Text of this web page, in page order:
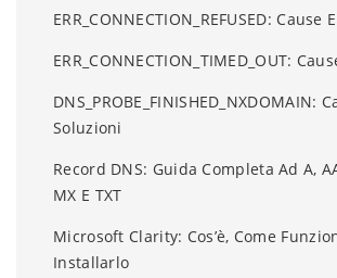
ERR_CONNECTION_REFUSED: Cause
ERR_CONNECTION_TIMED_OUT:
DNS_PROBE_FINISHED_NXDOMAIN:
Soluzioni
Record DNS: Guida Completa Ad A,
MX E TXT
Microsoft Clarity: Cos’è, Come
Installarlo